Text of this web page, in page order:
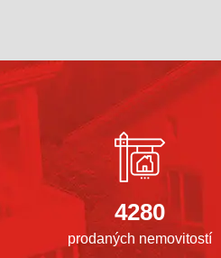
4280
prodaných nemovitostí